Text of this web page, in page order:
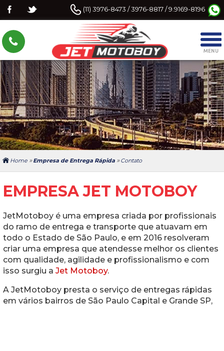
(11) 3976-8473 / 3976-8817 / 9.9169-8196
Home » Empresa de Entrega Rápida » Contato
EMPRESA JET MOTOBOY
JetMotoboy é uma empresa criada por profissionais
do ramo de entrega e transporte que atuavam em
todo o Estado de São Paulo, e em2016 resolveram
criar uma empresa que atendesse melhor os clientes
com qualidade, agilidade e profissionalismo e com
isso surgiu aJet Motoboy.
A JetMotoboy presta o serviço de entregas rápidas
em vários bairros de São Paulo Capital e Grande SP,